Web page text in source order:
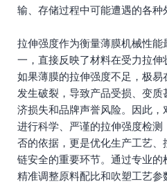
输、存储过程中可能遭遇的各种
拉伸强度作为衡量薄膜机械性能
一，直接反映了材料在受力拉伸
如果薄膜的拉伸强度不足，极易
发生破裂，导致产品受损、变
济损失和品牌声誉风险。因此
进行科学、严谨的拉伸强度检
否的依据，更是优化生产工艺、
链安全的重要环节。通过专业的
精准调整原料配比和吹塑工艺参